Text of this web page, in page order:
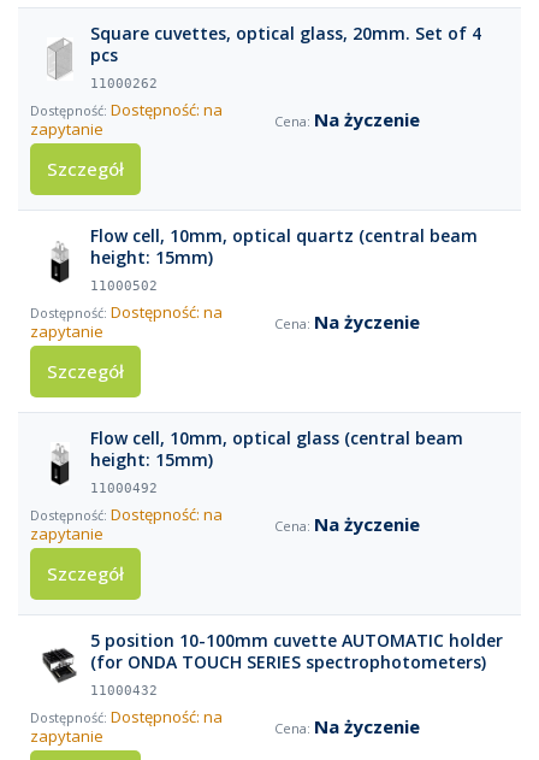
Square cuvettes, optical glass, 20mm. Set of 4
pcs
11000262
Dostępność: na
zapytanie
Na życzenie
Szczegół
Flow cell, 10mm, optical quartz (central beam
height: 15mm)
11000502
Dostępność: na
zapytanie
Na życzenie
Szczegół
Flow cell, 10mm, optical glass (central beam
height: 15mm)
11000492
Dostępność: na
zapytanie
Na życzenie
Szczegół
5 position 10-100mm cuvette AUTOMATIC holder
(for ONDA TOUCH SERIES spectrophotometers)
11000432
Dostępność: na
zapytanie
Na życzenie